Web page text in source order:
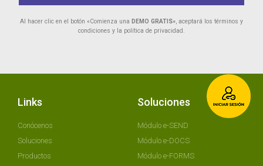
Al hacer clic en el botón «Comienza una DEMO GRATIS» , aceptará los términos y
condiciones y la política de privacidad.
Links
Conócenos
Soluciones
Productos
Soluciones
Módulo e-SEND
Módulo e-DOCS
Módulo e-FORMS